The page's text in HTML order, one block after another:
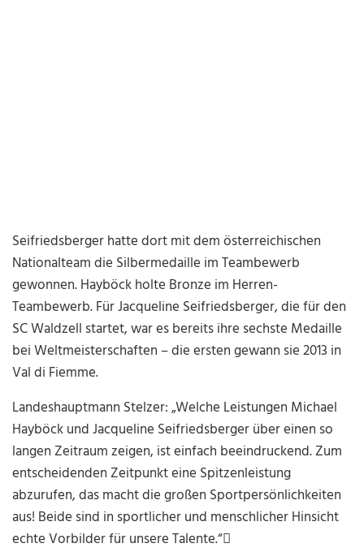
Seifriedsberger hatte dort mit dem österreichischen
Nationalteam die Silbermedaille im Teambewerb
gewonnen. Hayböck holte Bronze im Herren-
Teambewerb. Für Jacqueline Seifriedsberger, die für den
SC Waldzell startet, war es bereits ihre sechste Medaille
bei Weltmeisterschaften – die ersten gewann sie 2013 in
Val di Fiemme.
Landeshauptmann Stelzer: „Welche Leistungen Michael
Hayböck und Jacqueline Seifriedsberger über einen so
langen Zeitraum zeigen, ist einfach beeindruckend. Zum
entscheidenden Zeitpunkt eine Spitzenleistung
abzurufen, das macht die großen Sportpersönlichkeiten
aus! Beide sind in sportlicher und menschlicher Hinsicht
echte Vorbilder für unsere Talente.“